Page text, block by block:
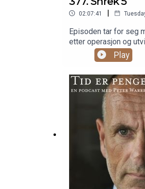
02:07:41 |
Episoden tar for seg
etter operasjon og
belåning(00:19:14)
Play